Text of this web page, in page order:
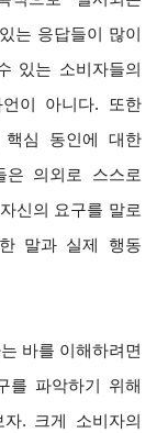
는 응답들이 많이
있는 소비자들의
이 아니다. 또한
핵심 동인에 대한
은 의외로 스스로
신의 요구를 말로
말과 실제 행동
바를 이해하려면
를 파악하기 위해
. 크게 소비자의